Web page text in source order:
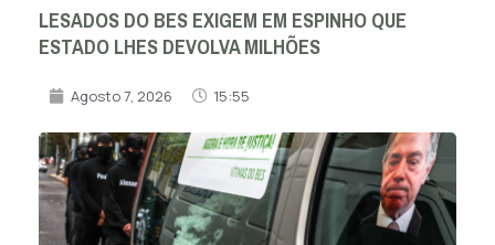
LESADOS DO BES EXIGEM EM ESPINHO QUE
ESTADO LHES DEVOLVA MILHÕES
Agosto 7, 2026 15:55